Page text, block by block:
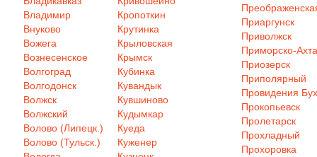
Владимир
Внуково
Вожега
Вознесенское
Волгоград
Волгодонск
Волжск
Волжский
Волово (Липецк.)
Волово (Тульск.)
Кропоткин
Крутинка
Крыловская
Крымск
Кубинка
Кувандык
Кувшиново
Кудымкар
Куеда
Куженер
Приаргунск
Приволжск
Приморско-
Приозерск
Приполярный
Провидения
Прокопьевск
Пролетарск
Прохладный
Прохоровка